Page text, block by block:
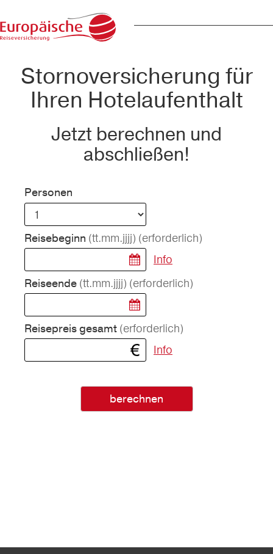
Stornoversicherung für
Ihren Hotelaufenthalt
Jetzt berechnen und
abschließen!
Personen
Reisebeginn (tt.mm.jjjj) (erforderlich)
Info
Reiseende (tt.mm.jjjj) (erforderlich)
Reisepreis gesamt (erforderlich)
Info
berechnen